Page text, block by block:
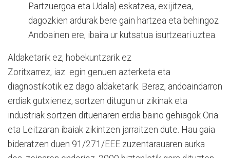
Partzuergoa eta Udala) eskatzea, exijitzea,
dagozkien ardurak bere gain hartzea eta behingoz
Andoainen ere, ibaira ur kutsatua isurtzeari uztea.
Aldaketarik ez, hobekuntzarik ez
Zoritxarrez, iaz egin genuen azterketa eta
diagnostikotik ez dago aldaketarik. Beraz, andoaindarron
erdiak gutxienez, sortzen ditugun ur zikinak eta
industriak sortzen dituenaren erdia baino gehiagok Oria
eta Leitzaran ibaiak zikintzen jarraitzen dute. Hau gaia
bideratzen duen 91/271/EEE zuzentarauaren aurka